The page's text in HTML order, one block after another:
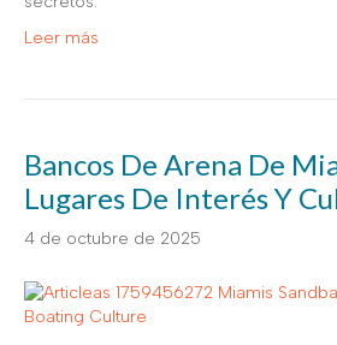
Leer más
Bancos De Arena De
Lugares De Interés Y
4 de octubre de 2025